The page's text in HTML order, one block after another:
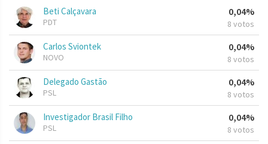
Beti Calçavara
PDT
0,04%
8 votos
Carlos Sviontek
NOVO
0,04%
8 votos
Delegado Gastão
PSL
0,04%
8 votos
Investigador Brasil Filho
PSL
0,04%
8 votos